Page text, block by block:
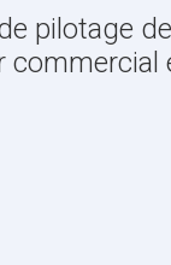
pilotage